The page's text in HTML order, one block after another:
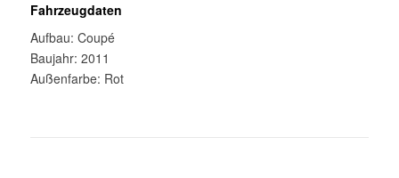
Fahrzeugdaten
Aufbau: Coupé
Baujahr: 2011
Außenfarbe: Rot